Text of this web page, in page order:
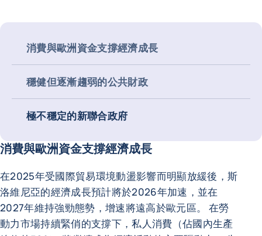
消費與歐洲資金支撐經濟成長
穩健但逐漸趨弱的公共財政
極不穩定的新聯合政府
消費與歐洲資金支撐經濟成長
在2025年受國際貿易環境動盪影響而明顯放緩後，斯
洛維尼亞的經濟成長預計將於2026年加速，並在
2027年維持強勁態勢，增速將遠高於歐元區。 在勞
動力市場持續緊俏的支撐下，私人消費（佔國內生產